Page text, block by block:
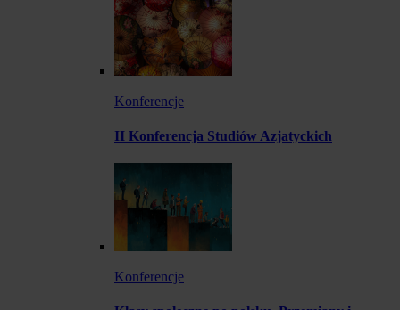
Konferencje
II Konferencja Studiów Azjatyckich
Konferencje